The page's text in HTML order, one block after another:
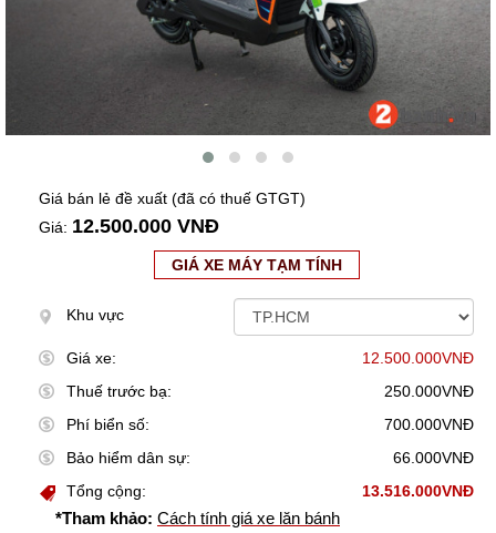
Giá bán lẻ đề xuất (đã có thuế GTGT)
Giá: 12.500.000 VNĐ
GIÁ XE MÁY TẠM TÍNH
Khu vực
Giá xe:
12.500.000VNĐ
Thuế trước bạ:
250.000VNĐ
Phí biển số:
700.000VNĐ
Bảo hiểm dân sự:
66.000VNĐ
Tổng cộng:
13.516.000VNĐ
*Tham khảo: Cách tính giá xe lăn bánh